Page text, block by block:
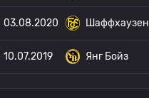
03.08.2020 Шаффхаузен
10.07.2019 Янг Бойз